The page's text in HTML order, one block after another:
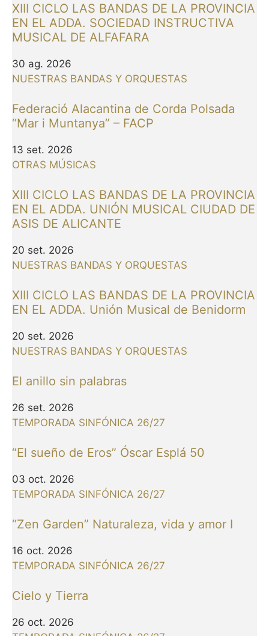
XIII CICLO LAS BANDAS DE LA PROVINCIA
EN EL ADDA. SOCIEDAD INSTRUCTIVA
MUSICAL DE ALFAFARA
30 ag. 2026
NUESTRAS BANDAS Y ORQUESTAS
Federació Alacantina de Corda Polsada
“Mar i Muntanya” – FACP
13 set. 2026
OTRAS MÚSICAS
XIII CICLO LAS BANDAS DE LA PROVINCIA
EN EL ADDA. UNIÓN MUSICAL CIUDAD DE
ASIS DE ALICANTE
20 set. 2026
NUESTRAS BANDAS Y ORQUESTAS
XIII CICLO LAS BANDAS DE LA PROVINCIA
EN EL ADDA. Unión Musical de Benidorm
20 set. 2026
NUESTRAS BANDAS Y ORQUESTAS
El anillo sin palabras
26 set. 2026
TEMPORADA SINFÓNICA 26/27
“El sueño de Eros” Óscar Esplá 50
03 oct. 2026
TEMPORADA SINFÓNICA 26/27
“Zen Garden” Naturaleza, vida y amor I
16 oct. 2026
TEMPORADA SINFÓNICA 26/27
Cielo y Tierra
26 oct. 2026